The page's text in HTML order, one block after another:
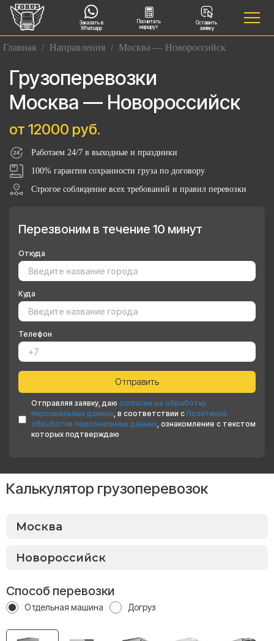
Заказать в
Whatsapp
Посчитать
маршрут
Оставить
заявку
Главная / Направления / Москва — Новороссийск
Грузоперевозки
Москва — Новороссийск
от 12000 руб.
Работаем 24/7 в выходные и праздники
100% гарантия сохранности груза по договору
Строгое соблюдение всех требований и правил перевозки
Перезвоним в течение 10 минут
Откуда
Куда
Телефон
Отправляя заявку, даю согласие на обработку
персональных данных, в соответствии с Политикой
обработки персональных данных, ознакомление с текстом
которых подтверждаю
Калькулятор грузоперевозок
Способ перевозки
Отдельная машина Догруз